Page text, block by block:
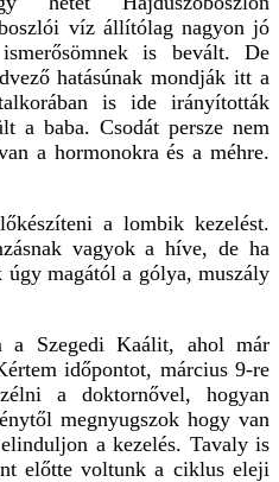
víz állítólag nagyon jó
is bevált. De
hatásúnak mondják itt a
is ide irányították
a baba. Csodát persze nem
a hormonokra és a méhre.
a lombik kezelést.
vagyok a híve, de ha
úgy magától a gólya, muszály
a Szegedi Kaálit, ahol már
időpontot, március 9-re
a doktornővel, hogyan
megnyugszok hogy van
a kezelés. Tavaly is
előtte voltunk a ciklus eleji